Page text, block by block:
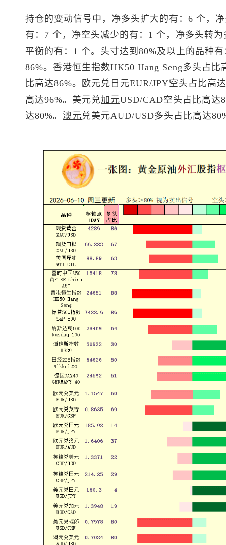
持仓的变动信号中，净多头扩大的有：6 个，
有：7 个，净空头减少的有：1 个，净多头转
平衡的有：1 个。头寸达到80%及以上的品种有
86%。香港恒生指数HK50 Hang Seng多头占比
比高达86%。欧元兑 日元EUR/JPY空头占比高
高达96%。 美元兑加元USD/CAD空头占比高达
达80%。 澳元兑美元AUD/USD多头占比高达